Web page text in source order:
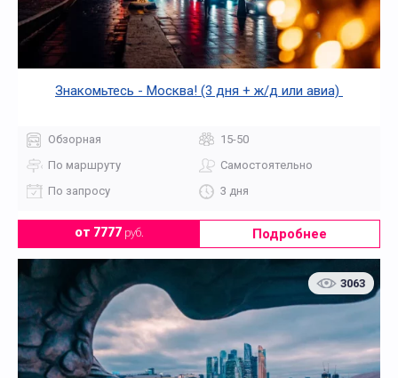
Знакомьтесь - Москва! (3 дня + ж/д или авиа)
Обзорная
15-50
По маршруту
Самостоятельно
По запросу
3 дня
от 7777руб. Подробнее
3063